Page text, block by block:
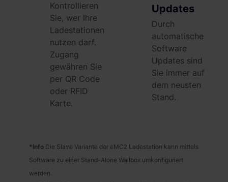
Kontrollieren
Sie, wer Ihre
Ladestationen
nutzen darf.
Zugang
gewähren Sie
per QR Code
oder RFID
Karte.
Updates
Durch
automatische
Software
Updates sind
Sie immer auf
dem neusten
Stand.
*Info Die Slave Variante der eMC2 Ladestation kann mittels
Software zu einer Stand-Alone Wallbox umkonfiguriert
werden.